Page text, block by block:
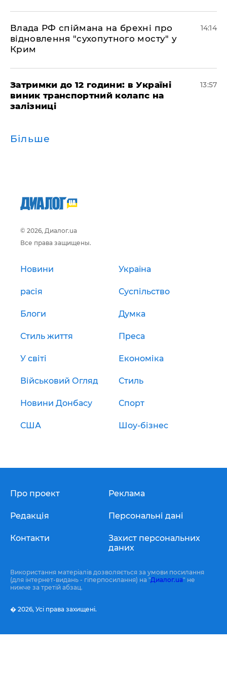
Влада РФ спіймана на брехні про
відновлення "сухопутного мосту" у
Крим
14:14
Затримки до 12 години: в Україні
виник транспортний колапс на
залізниці
13:57
Більше
© 2026, Диалог.ua
Все права защищены.
Новини Україна
расія Суспільство
Блоги Думка
Стиль життя Преса
У світі Економіка
Військовий Огляд Стиль
Новини Донбасу Спорт
США Шоу-бізнес
Про проект
Редакція
Контакти
Реклама
Персональні дані
Захист персональних
даних
Використання матеріалів дозволяється за умови посилання
(для інтернет-видань - гіперпосилання) на "Диалог.ua" не
нижче за третій абзац.
� 2026, Усі права захищені.